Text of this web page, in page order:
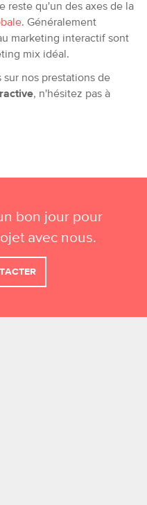
reste qu'un des axes de la
. Généralement
marketing interactif sont
mix idéal.
nos prestations de
, n'hésitez pas à
bon jour pour
avec nous.